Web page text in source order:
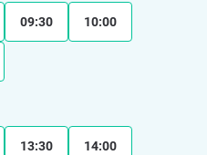
09:30 10:00
13:30 14:00